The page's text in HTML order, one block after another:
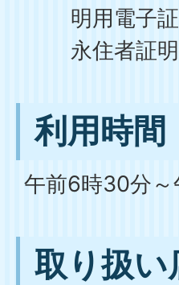
明用電子
永住者証明
利用時間
午前6時30分～
取り扱い